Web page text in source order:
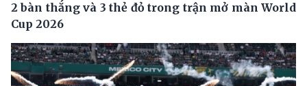
2 bàn thắng và 3 thẻ đỏ trong trận mở màn World
Cup 2026